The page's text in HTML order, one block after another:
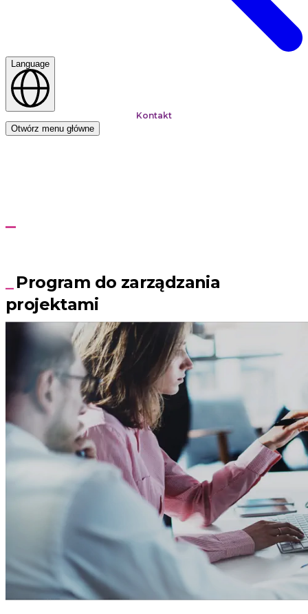
Language
Kontakt
Otwórz menu główne
Program do zarządzania
projektami